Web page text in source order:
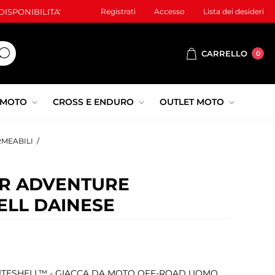
Registrati Accesso Lista dei desideri
CARRELLO 0
CROSS E ENDURO OUTLET MOTO
/
ADVENTURE
DAINESE